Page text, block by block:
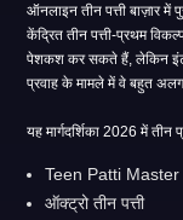
ऑनलाइन तीन पत्ती बाज़ार में पुराने
केंद्रित तीन पत्ती-प्रथम विकल्प
पेशकश कर सकते हैं, लेकिन
प्रवाह के मामले में वे बहुत
यह मार्गदर्शिका 2026 में तीन
Teen Patti Master
ऑक्ट्रो तीन पत्ती